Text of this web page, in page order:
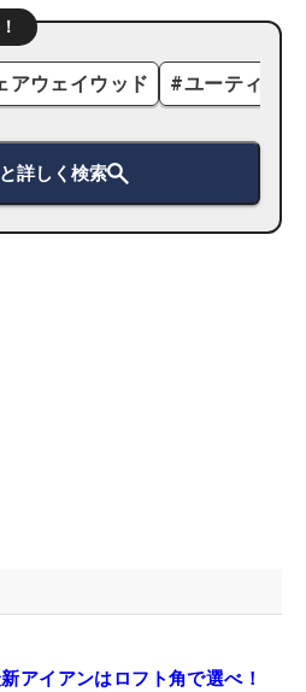
アウェイウッド #ユーティリ
詳しく検索
アイアンはロフト角で選べ！